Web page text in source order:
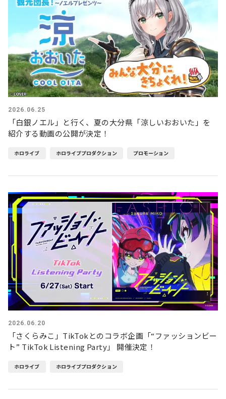
2026.06.25
「白銀ノエル」と行く、夏の大分県「涼しいおおいた」を
紹介する動画の公開が決定！
ホロライブ ホロライブプロダクション プロモーション
2026.06.20
「さくらみこ」TikTokとのコラボ企画「“ファッションビー
ト” TikTok Listening Party」 開催決定！
ホロライブ ホロライブプロダクション